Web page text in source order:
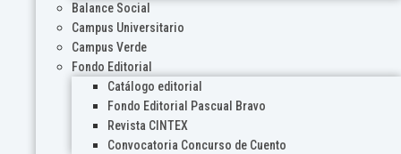
Balance Social
Campus Universitario
Campus Verde
Fondo Editorial
Catálogo editorial
Fondo Editorial Pascual Bravo
Revista CINTEX
Convocatoria Concurso de Cuento